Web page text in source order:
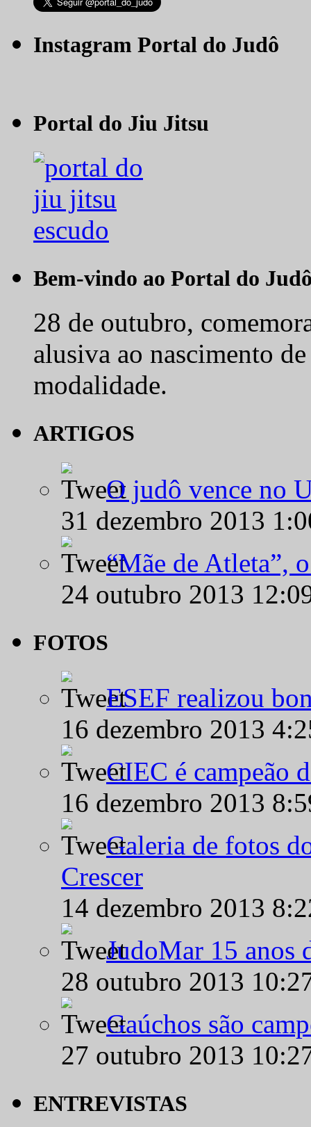
Instagram Portal do Judô
Portal do Jiu Jitsu
Bem-vindo ao Portal do
28 de outubro,
alusiva ao nascimento
modalidade.
ARTIGOS
O judô vence no
31 dezembro 2013
“Mãe de Atleta”,
24 outubro 2013
FOTOS
ESEF realizou
16 dezembro 2013
CIEC é campeão
16 dezembro 2013
Galeria de fotos
Crescer
14 dezembro 2013
JudoMar 15 anos
28 outubro 2013
Gaúchos são
27 outubro 2013
ENTREVISTAS